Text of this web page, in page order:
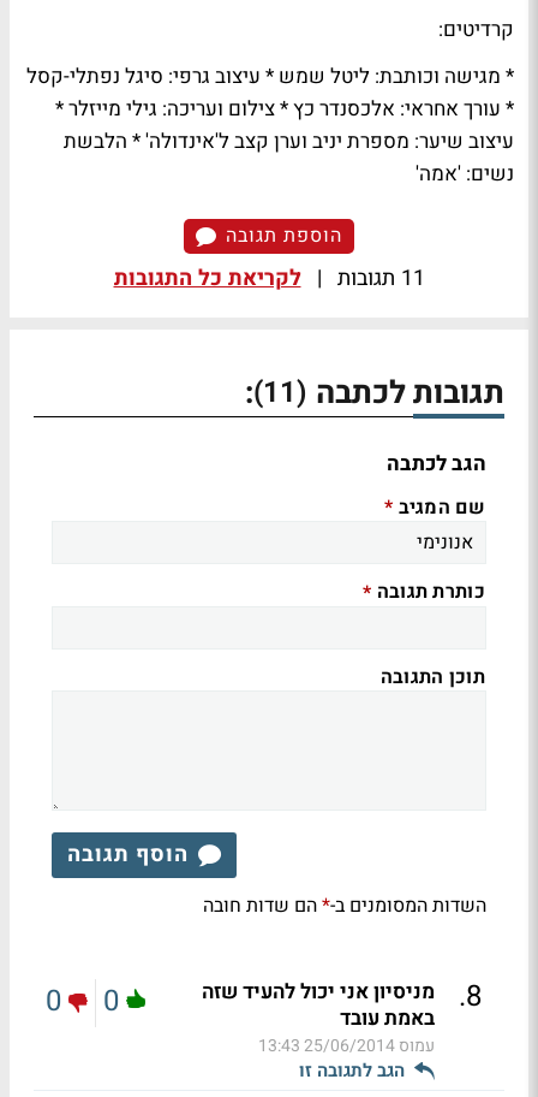
קרדיטים:
* מגישה וכותבת: ליטל שמש * עיצוב גרפי: סיגל נפתלי-קסל
* עורך אחראי: אלכסנדר כץ * צילום ועריכה: גילי מייזלר *
עיצוב שיער: מספרת יניב וערן קצב ל'אינדולה' * הלבשת
נשים: 'אמה'
הוספת תגובה
11 תגובות | לקריאת כל התגובות
תגובות לכתבה (11)
:
הגב לכתבה
שם המגיב *
כותרת תגובה *
תוכן התגובה
הוסף תגובה
השדות המסומנים ב-*הם שדות חובה
8
.
מניסיון אני יכול להעיד שזה
באמת עובד
עמוס25/06/2014 13:43
הגב לתגובה זו
0
0